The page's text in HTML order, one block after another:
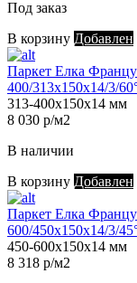
Под заказ
В корзину Добавлен
Паркет Елка
400/313х150х14/3/
313-400х150х14 мм
8 030 р/м2
В наличии
В корзину Добавлен
Паркет Елка
600/450х150х14/3/
450-600х150х14 мм
8 318 р/м2